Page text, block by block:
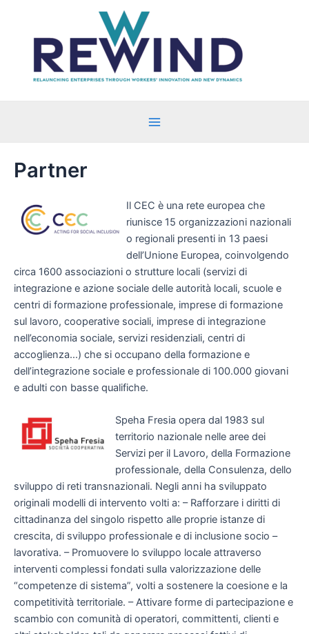
contenuto
Partner
Il CEC è una rete europea che
riunisce 15 organizzazioni nazionali
o regionali presenti in 13 paesi
dell’Unione Europea, coinvolgendo
circa 1600 associazioni o strutture locali (servizi di
integrazione e azione sociale delle autorità locali, scuole e
centri di formazione professionale, imprese di formazione
sul lavoro, cooperative sociali, imprese di integrazione
nell’economia sociale, servizi residenziali, centri di
accoglienza…) che si occupano della formazione e
dell’integrazione sociale e professionale di 100.000 giovani
e adulti con basse qualifiche.
Speha Fresia opera dal 1983 sul
territorio nazionale nelle aree dei
Servizi per il Lavoro, della Formazione
professionale, della Consulenza, dello
sviluppo di reti transnazionali. Negli anni ha sviluppato
originali modelli di intervento volti a: – Rafforzare i diritti di
cittadinanza del singolo rispetto alle proprie istanze di
crescita, di sviluppo professionale e di inclusione socio –
lavorativa. – Promuovere lo sviluppo locale attraverso
interventi complessi fondati sulla valorizzazione delle
“competenze di sistema”, volti a sostenere la coesione e la
competitività territoriale. – Attivare forme di partecipazione e
scambio con comunità di operatori, committenti, clienti e